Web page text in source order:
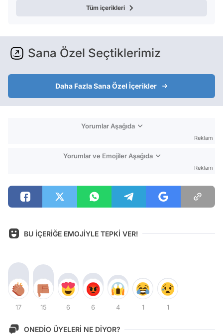
Tüm içerikleri
Sana Özel Seçtiklerimiz
Daha Fazla Sana Özel İçerikler
Yorumlar Aşağıda
Reklam
Yorumlar ve Emojiler Aşağıda
Reklam
BU İÇERİĞE EMOJİYLE TEPKİ VER!
17 15 6 6 4 1 1
ONEDİO ÜYELERİ NE DİYOR?